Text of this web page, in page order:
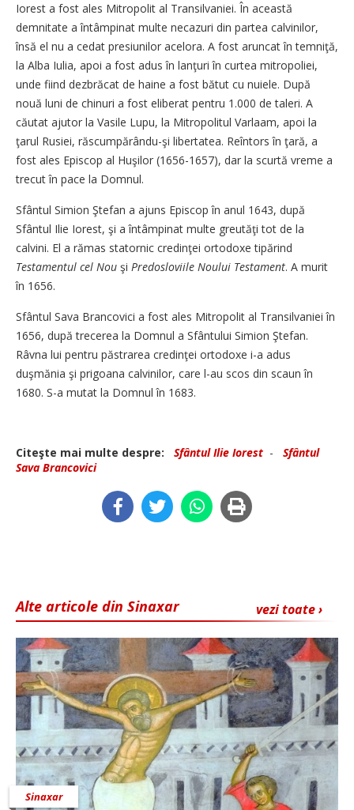
Iorest a fost ales Mitropolit al Transilvaniei. În această
demnitate a întâm­pinat multe necazuri din partea calvinilor,
însă el nu a cedat presiunilor acelora. A fost aruncat în temniţă,
la Alba Iulia, apoi a fost adus în lanţuri în curtea mitropoliei,
unde fiind dezbrăcat de haine a fost bătut cu nuiele. După
nouă luni de chinuri a fost eliberat pentru 1.000 de taleri. A
căutat ajutor la Vasile Lupu, la Mitropolitul Varlaam, apoi la
ţarul Rusiei, răscumpărându-şi libertatea. Reîntors în ţară, a
fost ales Episcop al Huşilor (1656-1657), dar la scurtă vreme a
trecut în pace la Domnul.
Sfântul Simion Ştefan a ajuns Episcop în anul 1643, după
Sfântul Ilie Iorest, şi a întâmpinat multe greutăţi tot de la
calvini. El a rămas statornic credinţei ortodoxe tipărind
Testamentul cel Nou şi Predosloviile Noului Testament. A murit
în 1656.
Sfântul Sava Brancovici a fost ales Mitropolit al Transilvaniei în
1656, după trecerea la Domnul a Sfântului Simion Ştefan.
Râvna lui pentru păstrarea credinţei orto­doxe i-a adus
duşmănia şi prigoana calvinilor, care l-au scos din scaun în
1680. S-a mutat la Domnul în 1683.
Citeşte mai multe despre: Sfântul Ilie Iorest - Sfântul
Sava Brancovici
vezi toate ›
Alte articole din Sinaxar
Sinaxar